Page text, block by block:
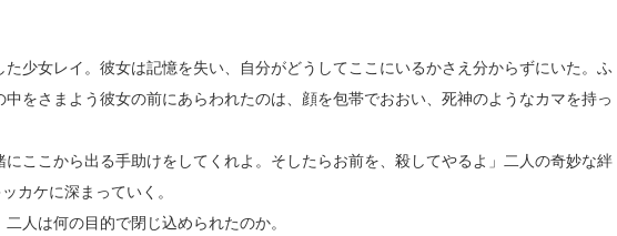
た少女レイ。彼女は記憶を失い、自分がどうしてここにいるかさえ分からずにいた。ふ
をさまよう彼女の前にあらわれたのは、顔を包帯でおおい、死神のようなカマを持っ
にここから出る手助けをしてくれよ。そしたらお前を、殺してやるよ」二人の奇妙な絆
カケに深まっていく。
人は何の目的で閉じ込められたのか。